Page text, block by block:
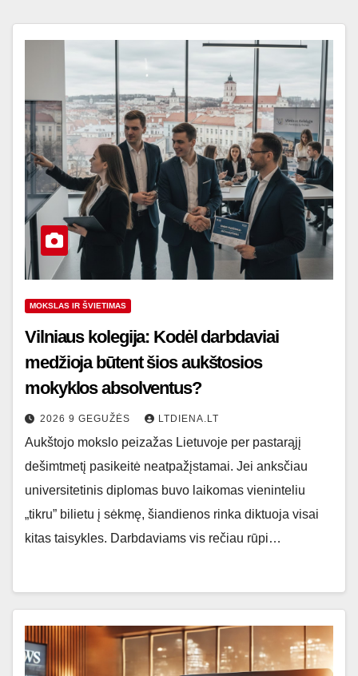
MOKSLAS IR ŠVIETIMAS
Vilniaus kolegija: Kodėl darbdaviai
medžioja būtent šios aukštosios
mokyklos absolventus?
2026 9 GEGUŽĖS LTDIENA.LT
Aukštojo mokslo peizažas Lietuvoje per pastarąjį
dešimtmetį pasikeitė neatpažįstamai. Jei anksčiau
universitetinis diplomas buvo laikomas vieninteliu
„tikru” bilietu į sėkmę, šiandienos rinka diktuoja visai
kitas taisykles. Darbdaviams vis rečiau rūpi…